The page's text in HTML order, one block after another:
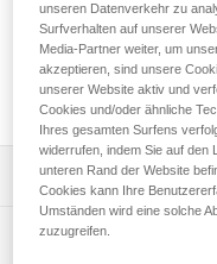
Selbstklebendes
ARIA 1R RGB- oder
Helm, ohne die
behindern.
Leistungsverzeichnis
Ermöglicht das
Technische
unseren Datenverkehr zu
Surfverhalten auf unserer
Media-Partner weiter, um
akzeptieren, sind unsere
unserer Website aktiv und
Cookies und/oder ähnliche
Ihres gesamten Surfens
widerrufen, indem Sie auf den
unteren Rand der Website
Cookies kann Ihre
Umständen wird eine solche
zuzugreifen.